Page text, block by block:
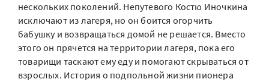
нескольких поколений. Непутевого Костю Иночкина
исключают из лагеря, но он боится огорчить
бабушку и возвращаться домой не решается. Вместо
этого он прячется на территории лагеря, пока его
товарищи таскают ему еду и помогают скрываться от
взрослых. История о подпольной жизни пионера